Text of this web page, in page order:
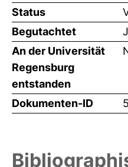
Status
Begutachtet
An der Universität
Regensburg
entstanden
Dokumenten-ID